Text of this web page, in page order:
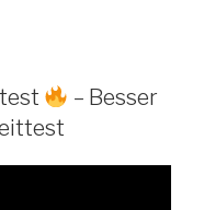
– Besser